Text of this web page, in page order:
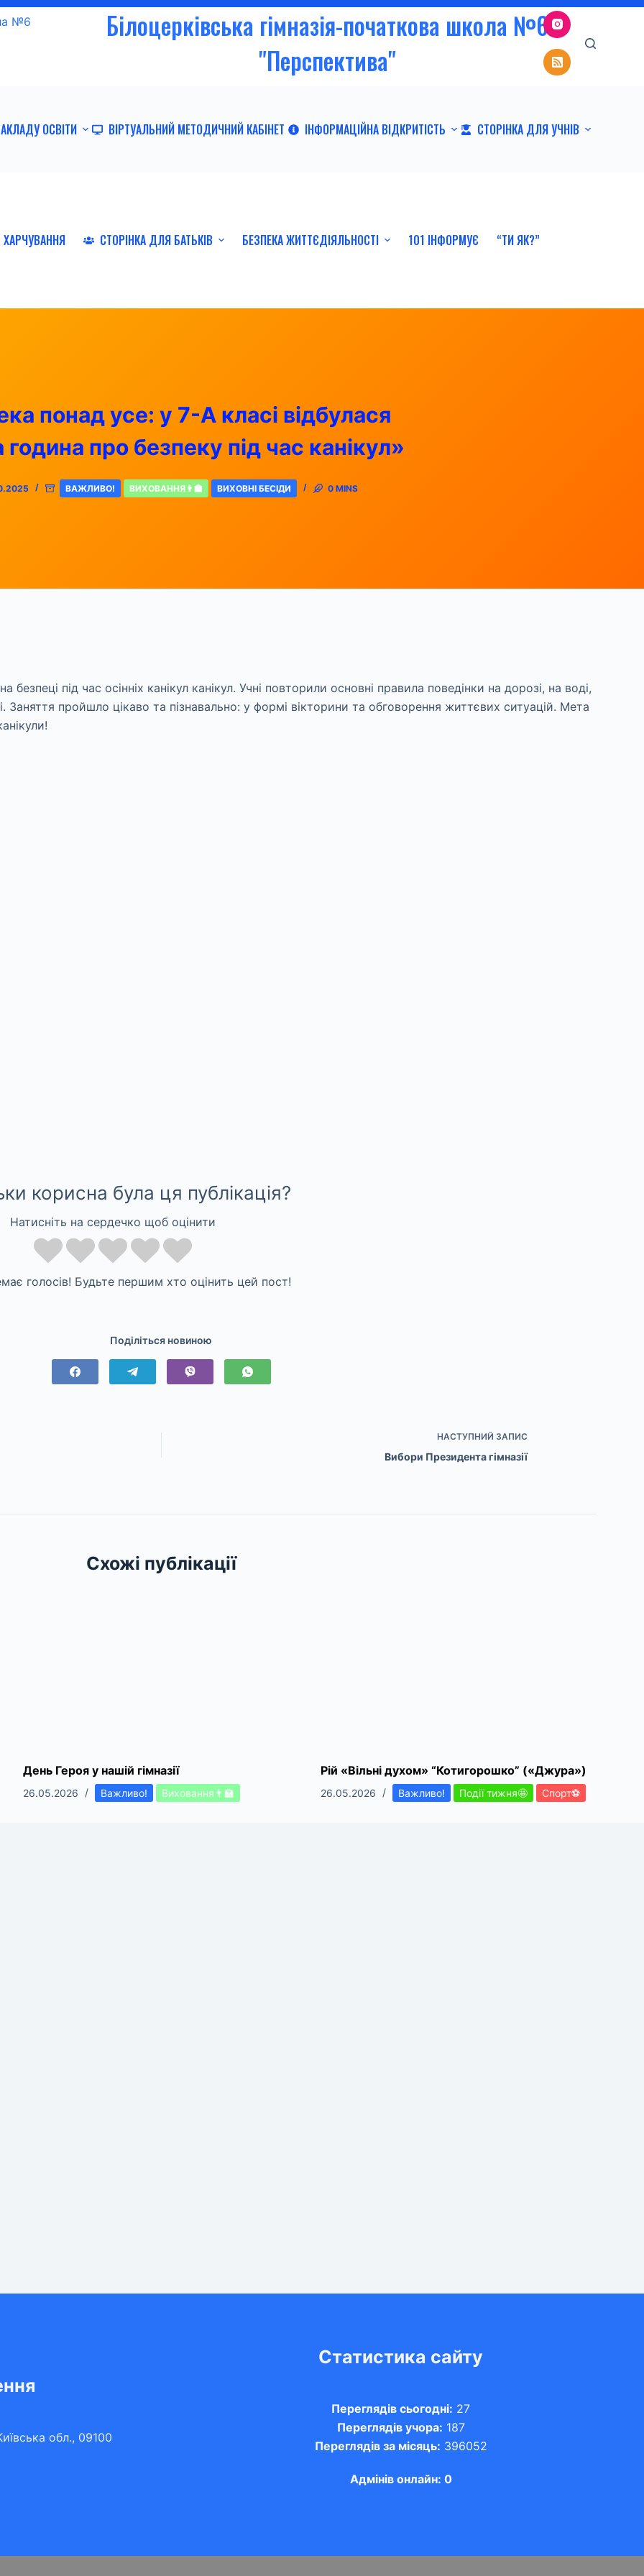
Білоцерківська гімназія-початкова школа №6
"Перспектива"
ОСВІТИ ВІРТУАЛЬНИЙ МЕТОДИЧНИЙ КАБІНЕТ ІНФОРМАЦІЙНА ВІДКРИТІСТЬ СТОРІНКА ДЛЯ УЧНІВ
ХАРЧУВАННЯ СТОРІНКА ДЛЯ БАТЬКІВ БЕЗПЕКА ЖИТТЄДІЯЛЬНОСТІ 101 ІНФОРМУЄ “ТИ ЯК?”
понад усе: у 7-А класі відбулася
година про безпеку під час канікул»
ВАЖЛИВО! ВИХОВАННЯ👨‍🏫 ВИХОВНІ БЕСІДИ 0 MINS
під час осінніх канікул канікул. Учні повторили основні правила поведінки на дорозі, на воді,
Заняття пройшло цікаво та пізнавально: у формі вікторини та обговорення життєвих ситуацій. Мета
корисна була ця публікація?
Натисніть на сердечко щоб оцінити
голосів! Будьте першим хто оцінить цей пост!
Поділіться новиною
НАСТУПНИЙ ЗАПИС
Вибори Президента гімназії
Схожі публікації
День Героя у нашій гімназії
26.05.2026 Важливо! Виховання👨‍🏫
Рій «Вільні духом» “Котигорошко” («Джура»)
26.05.2026 Важливо! Події тижня🤩 Спорт⚽
обл., 09100
Статистика сайту
Переглядів сьогодні: 27
Переглядів учора: 187
Переглядів за місяць: 396052
Адмінів онлайн: 0